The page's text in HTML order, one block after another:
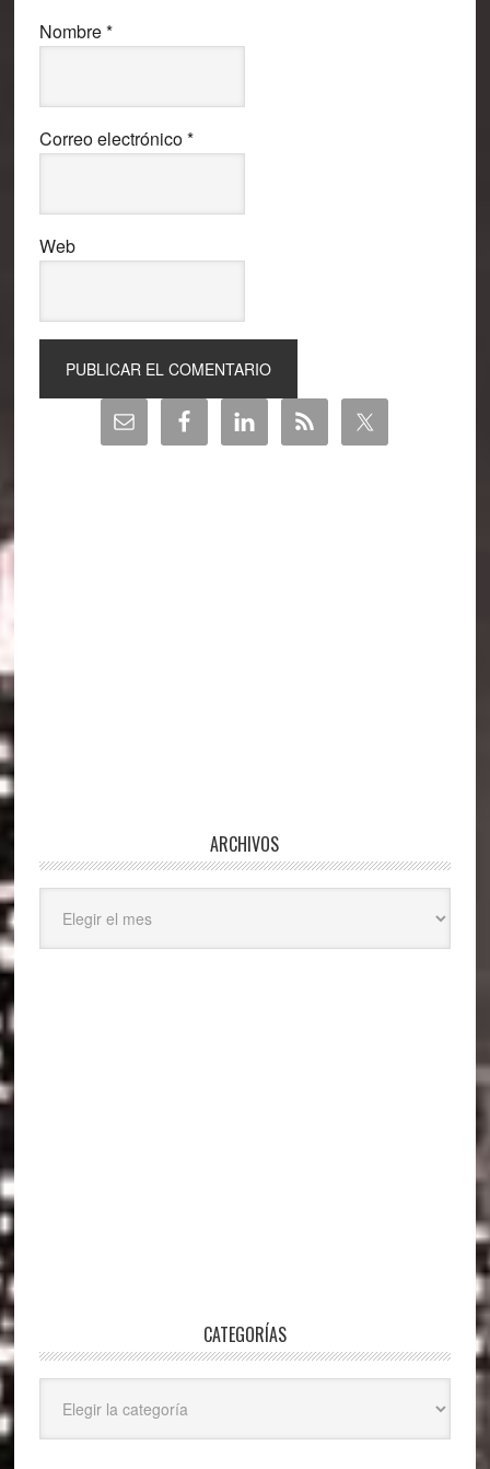
Nombre*
Correo electrónico*
Web
Barra
lateral
ARCHIVOS
CATEGORÍAS